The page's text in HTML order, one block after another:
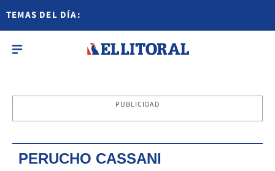
TEMAS DEL DÍA:
PUBLICIDAD
PERUCHO CASSANI